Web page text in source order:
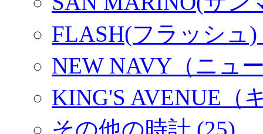
FLASH(フラッシュ)
NEW NAVY（ニュ
KING'S AVENUE（